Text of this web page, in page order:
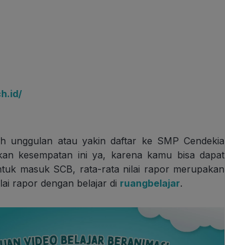
unggulan atau yakin daftar ke SMP Cendekia
kesempatan ini ya, karena kamu bisa dapat
masuk SCB, rata-rata nilai rapor merupakan
rapor dengan belajar di ruangbelajar.